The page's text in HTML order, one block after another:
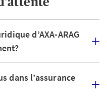
d’AXA-ARAG
dans l’assurance